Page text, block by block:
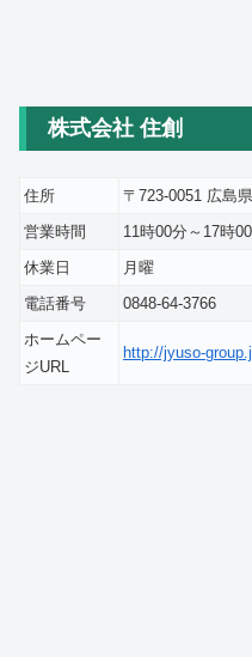
株式会社 住創
住所 〒723-0051 広島
営業時間
11時00分～17時
休業日
月曜
電話番号
0848-64-3766
ホームペー
ジURL
http://jyuso-